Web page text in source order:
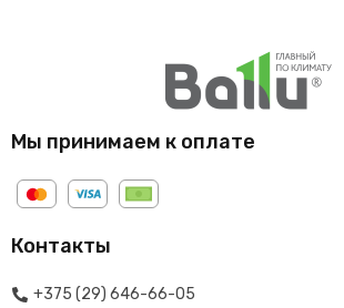
Мы принимаем к оплате
Контакты
+375 (29) 646-66-05